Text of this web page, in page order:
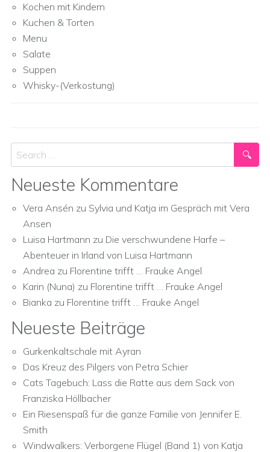
Kochen mit Kindern
Kuchen & Torten
Menu
Salate
Suppen
Whisky-(Verkostung)
Search
Neueste Kommentare
Vera Ansén zu Sylvia und Katja im Gespräch mit Vera
Ansen
Luisa Hartmann zu Die verschwundene Harfe –
Abenteuer in Irland von Luisa Hartmann
Andrea zu Florentine trifft … Frauke Angel
Karin (Nuna) zu Florentine trifft … Frauke Angel
Bianka zu Florentine trifft … Frauke Angel
Neueste Beiträge
Gurkenkaltschale mit Ayran
Das Kreuz des Pilgers von Petra Schier
Cats Tagebuch: Lass die Ratte aus dem Sack von
Franziska Höllbacher
Ein Riesenspaß für die ganze Familie von Jennifer E.
Smith
Windwalkers: Verborgene Flügel (Band 1) von Katja